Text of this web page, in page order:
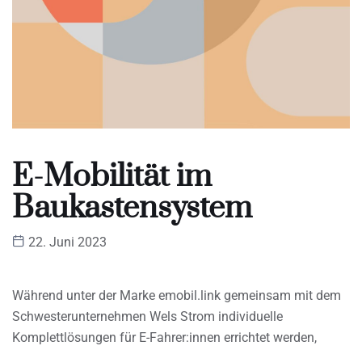
E-Mobilität im
Baukastensystem
22. Juni 2023
Während unter der Marke emobil.link gemeinsam mit dem
Schwesterunternehmen Wels Strom individuelle
Komplettlösungen für E-Fahrer:innen errichtet werden,